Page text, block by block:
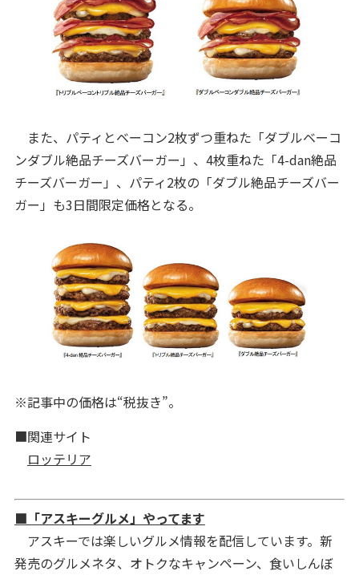
また、パティとベーコン2枚ずつ重ねた「ダブルベーコ
ンダブル絶品チーズバーガー」、4枚重ねた「4-dan絶品
チーズバーガー」、パティ2枚の「ダブル絶品チーズバー
ガー」も3日間限定価格となる。
※記事中の価格は“税抜き”。
■関連サイト
ロッテリア
■「アスキーグルメ」やってます
アスキーでは楽しいグルメ情報を配信しています。新
発売のグルメネタ、オトクなキャンペーン、食いしんぼ